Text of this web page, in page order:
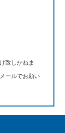
致しかねま
ールでお願い